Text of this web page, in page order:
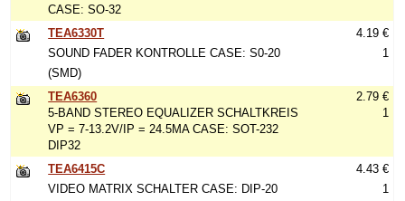
CASE: SO-32
TEA6330T
SOUND FADER KONTROLLE CASE: S0-20
(SMD)
4.19 €
1
TEA6360
5-BAND STEREO EQUALIZER SCHALTKREIS
VP = 7-13.2V/IP = 24.5MA CASE: SOT-232
DIP32
2.79 €
1
TEA6415C
VIDEO MATRIX SCHALTER CASE: DIP-20
4.43 €
1